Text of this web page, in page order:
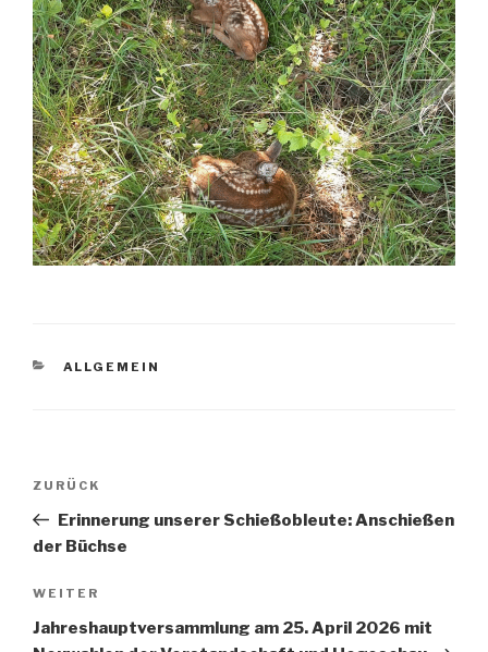
KATEGORIEN
ALLGEMEIN
Beitragsnavigation
Vorheriger
Beitrag
ZURÜCK
Erinnerung unserer Schießobleute: Anschießen
der Büchse
Nächster
Beitrag
WEITER
Jahreshauptversammlung am 25. April 2026 mit